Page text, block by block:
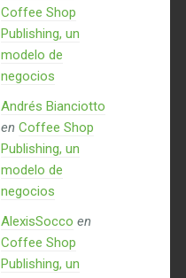
Coffee Shop
Publishing, un
modelo de
negocios
Andrés Bianciotto
en Coffee Shop
Publishing, un
modelo de
negocios
AlexisSocco en
Coffee Shop
Publishing, un